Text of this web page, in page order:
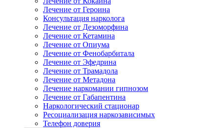
Лечение от Героина
Консультация нарколога
Лечение от Дезоморфина
Лечение от Кетамина
Лечение от Опиума
Лечение от Фенобарбитала
Лечение от Эфедрина
Лечение от Трамадола
Лечение от Метадона
Лечение наркомании гипнозом
Лечение от Габапентина
Наркологический стационар
Ресоциализация наркозависимых
Телефон доверия